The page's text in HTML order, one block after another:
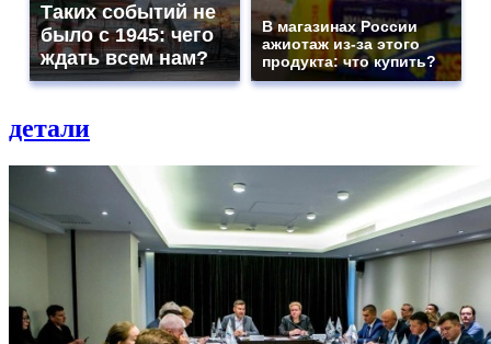
Таких событий не
было с 1945: чего
ждать всем нам?
В магазинах России
ажиотаж из-за этого
продукта: что купить?
детали